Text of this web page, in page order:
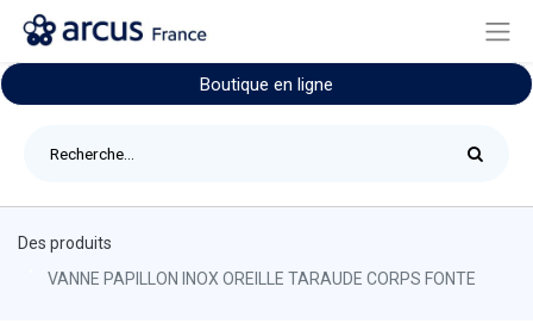
Boutique en ligne
Des produits
VANNE PAPILLON INOX OREILLE TARAUDE CORPS FONTE